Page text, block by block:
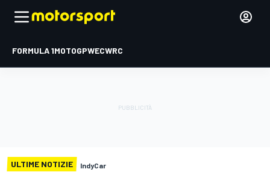
FORMULA 1MOTOGPWECWRC
ULTIME NOTIZIE IndyCar